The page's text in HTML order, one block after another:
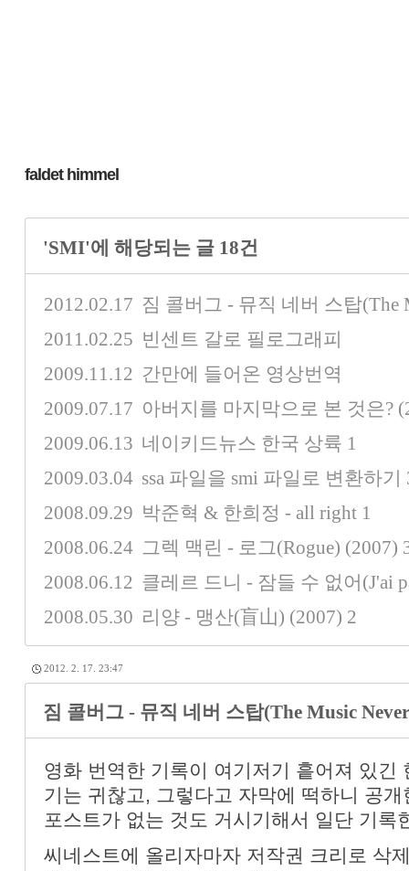
faldet himmel
'SMI'에 해당되는 글 18건
2012.02.17 짐 콜버그 - 뮤직 네버 스탑(The
2011.02.25 빈센트 갈로 필로그래피
2009.11.12 간만에 들어온 영상번역
2009.07.17 아버지를 마지막으로 본 것은?
2009.06.13 네이키드뉴스 한국 상륙 1
2009.03.04 ssa 파일을 smi 파일로 변환하기
2008.09.29 박준혁 & 한희정 - all right 1
2008.06.24 그렉 맥린 - 로그(Rogue) (2007)
2008.06.12 클레르 드니 - 잠들 수 없어(J'ai
2008.05.30 리양 - 맹산(盲山) (2007) 2
2012. 2. 17. 23:47
짐 콜버그 - 뮤직 네버 스탑(The Music
영화 번역한 기록이 여기저기 흩어져 있긴
기는 귀찮고, 그렇다고 자막에 떡하니 공
포스트가 없는 것도 거시기해서 일단 기록
씨네스트에 올리자마자 저작권 크리로 삭